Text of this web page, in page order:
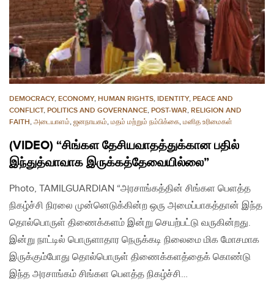
DEMOCRACY, ECONOMY, HUMAN RIGHTS, IDENTITY, PEACE AND
CONFLICT, POLITICS AND GOVERNANCE, POST-WAR, RELIGION AND
FAITH, அடையாளம், ஜனநாயகம், மதம் மற்றும் நம்பிக்கை, மனித உரிமைகள்
(VIDEO) “சிங்கள தேசியவாதத்துக்கான பதில்
இந்துத்வாவாக​ இருக்கத்தேவையில்லை”
Photo, TAMILGUARDIAN “அரசாங்கத்தின் சிங்கள பெளத்த
நிகழ்ச்சி நிரலை முன்னெடுக்கின்ற ஒரு அமைப்பாகத்தான் இந்த
தொல்பொருள் திணைக்களம் இன்று செயற்பட்டு வருகின்றது.
இன்று நாட்டில் பொருளாதார நெருக்கடி நிலைமை மிக மோசமாக
இருக்கும்போது தொல்பொருள் திணைக்களத்தைக் கொண்டு
இந்த அரசாங்கம் சிங்கள பெளத்த நிகழ்ச்சி…